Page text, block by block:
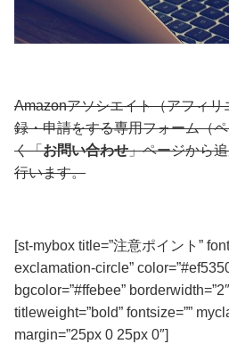
Amazonアソシエイト（アフィ
録・申請をする専用フォーム（
く「お問い合わせ」ページから
行います。
[st-mybox title=”注意ポイント”
exclamation-circle”
bgcolor=”#ffebee”
titleweight=”bold” fontsize=””
margin=”25px 0 25px 0″]